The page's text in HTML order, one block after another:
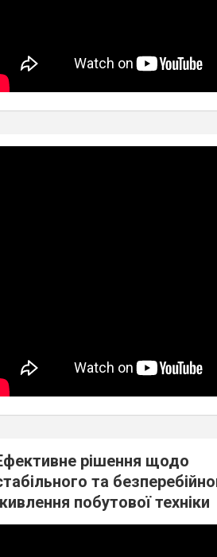
рішення щодо
та
побутової техніки